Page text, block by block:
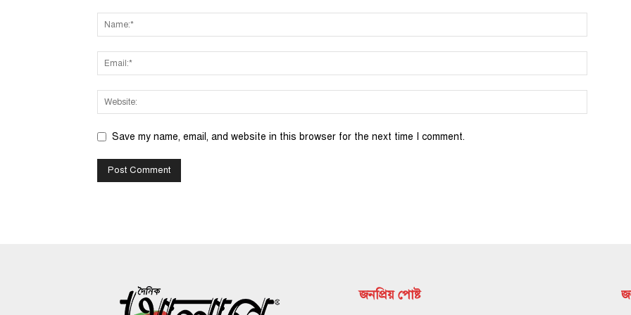
Save my name, email, and website in this browser for the next time I comment.
জনপ্রিয় পোষ্ট